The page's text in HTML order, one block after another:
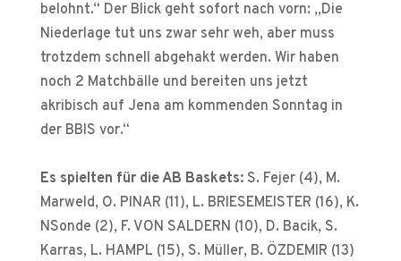
belohnt.“ Der Blick geht sofort nach vorn: „Die
Niederlage tut uns zwar sehr weh, aber muss
trotzdem schnell abgehakt werden. Wir haben
noch 2 Matchbälle und bereiten uns jetzt
akribisch auf Jena am kommenden Sonntag in
der BBIS vor.“
Es spielten für die AB Baskets:S. Fejer (4), M.
Marweld, O. PINAR (11), L. BRIESEMEISTER (16), K.
NSonde (2), F. VON SALDERN (10), D. Bacik, S.
Karras, L. HAMPL (15), S. Müller, B. ÖZDEMIR (13)